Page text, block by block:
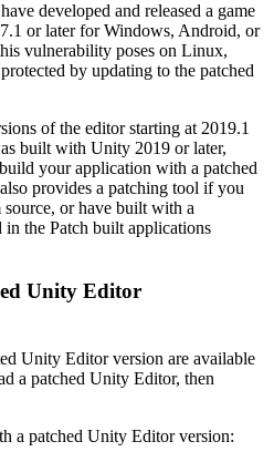
developed and released a game
or later for Windows, Android, or
vulnerability poses on Linux,
by updating to the patched
of the editor starting at 2019.1
built with Unity 2019 or later,
your application with a patched
provides a patching tool if you
or have built with a
the Patch built applications
Unity Editor
Unity Editor version are available
a patched Unity Editor, then
a patched Unity Editor version: